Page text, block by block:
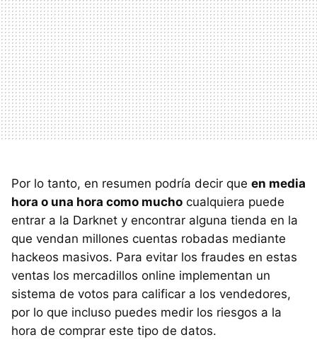
Por lo tanto, en resumen podría decir que en media
hora o una hora como mucho cualquiera puede
entrar a la Darknet y encontrar alguna tienda en la
que vendan millones cuentas robadas mediante
hackeos masivos. Para evitar los fraudes en estas
ventas los mercadillos online implementan un
sistema de votos para calificar a los vendedores,
por lo que incluso puedes medir los riesgos a la
hora de comprar este tipo de datos.